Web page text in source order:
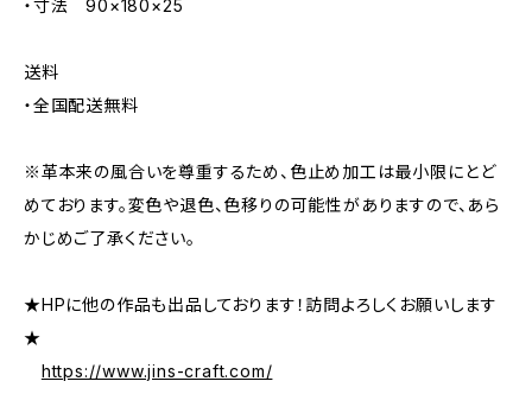
・寸法 90×180×25
送料
・全国配送無料
※革本来の風合いを尊重するため、色止め加工は最小限にとど
めております。変色や退色、色移りの可能性がありますので、あら
かじめご了承ください。
★HPに他の作品も出品しております！訪問よろしくお願いします
★
https://www.jins-craft.com/